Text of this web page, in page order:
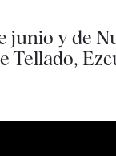
y de
Tellado,